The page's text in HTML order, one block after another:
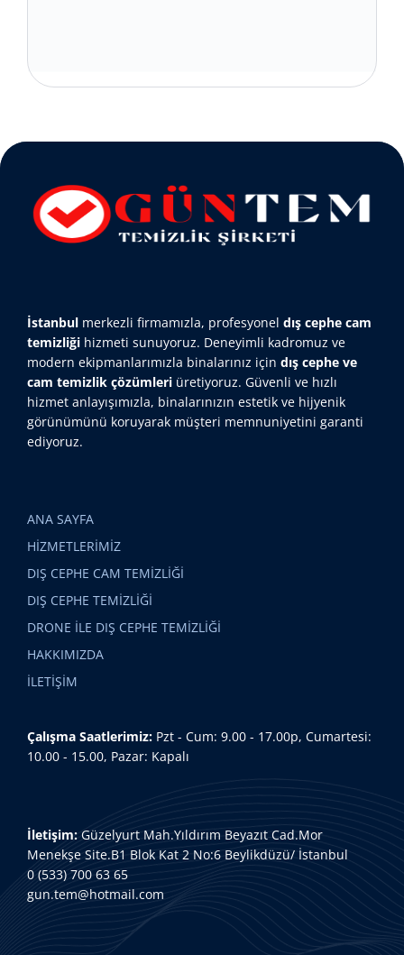
İstanbul merkezli firmamızla, profesyonel dış cephe cam
temizliği hizmeti sunuyoruz. Deneyimli kadromuz ve
modern ekipmanlarımızla binalarınız için dış cephe ve
cam temizlik çözümleri üretiyoruz. Güvenli ve hızlı
hizmet anlayışımızla, binalarınızın estetik ve hijyenik
görünümünü koruyarak müşteri memnuniyetini garanti
ediyoruz.
ANA SAYFA
HİZMETLERİMİZ
DIŞ CEPHE CAM TEMİZLİĞİ
DIŞ CEPHE TEMİZLİĞİ
DRONE İLE DIŞ CEPHE TEMİZLİĞİ
HAKKIMIZDA
İLETİŞİM
Çalışma Saatlerimiz: Pzt - Cum: 9.00 - 17.00p, Cumartesi:
10.00 - 15.00, Pazar: Kapalı
İletişim: Güzelyurt Mah.Yıldırım Beyazıt Cad.Mor
Menekşe Site.B1 Blok Kat 2 No:6 Beylikdüzü/ İstanbul
0 (533) 700 63 65
gun.tem@hotmail.com